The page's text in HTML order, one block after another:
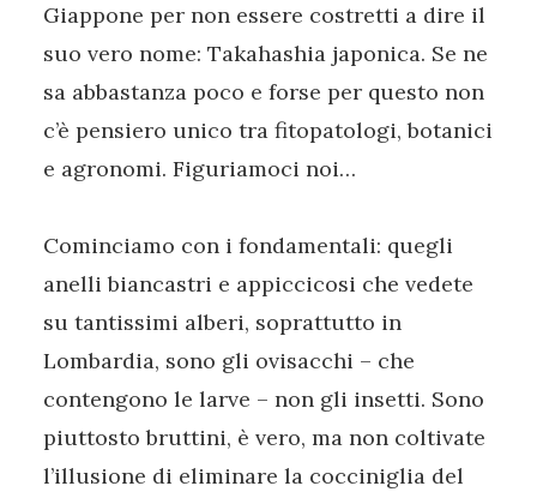
Giappone per non essere costretti a dire il
suo vero nome: Takahashia japonica. Se ne
sa abbastanza poco e forse per questo non
c’è pensiero unico tra fitopatologi, botanici
e agronomi. Figuriamoci noi…
Cominciamo con i fondamentali: quegli
anelli biancastri e appiccicosi che vedete
su tantissimi alberi, soprattutto in
Lombardia, sono gli ovisacchi – che
contengono le larve – non gli insetti. Sono
piuttosto bruttini, è vero, ma non coltivate
l’illusione di eliminare la cocciniglia del